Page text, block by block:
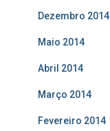
Dezembro 2014
Maio 2014
Abril 2014
Março 2014
Fevereiro 2014